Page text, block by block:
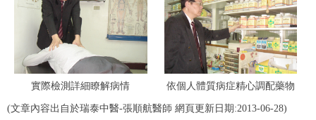
實際檢測詳細瞭解病情 依個人體質病症精心調配藥物
(文章內容出自於瑞泰中醫-張順航醫師 網頁更新日期:2013-06-28)